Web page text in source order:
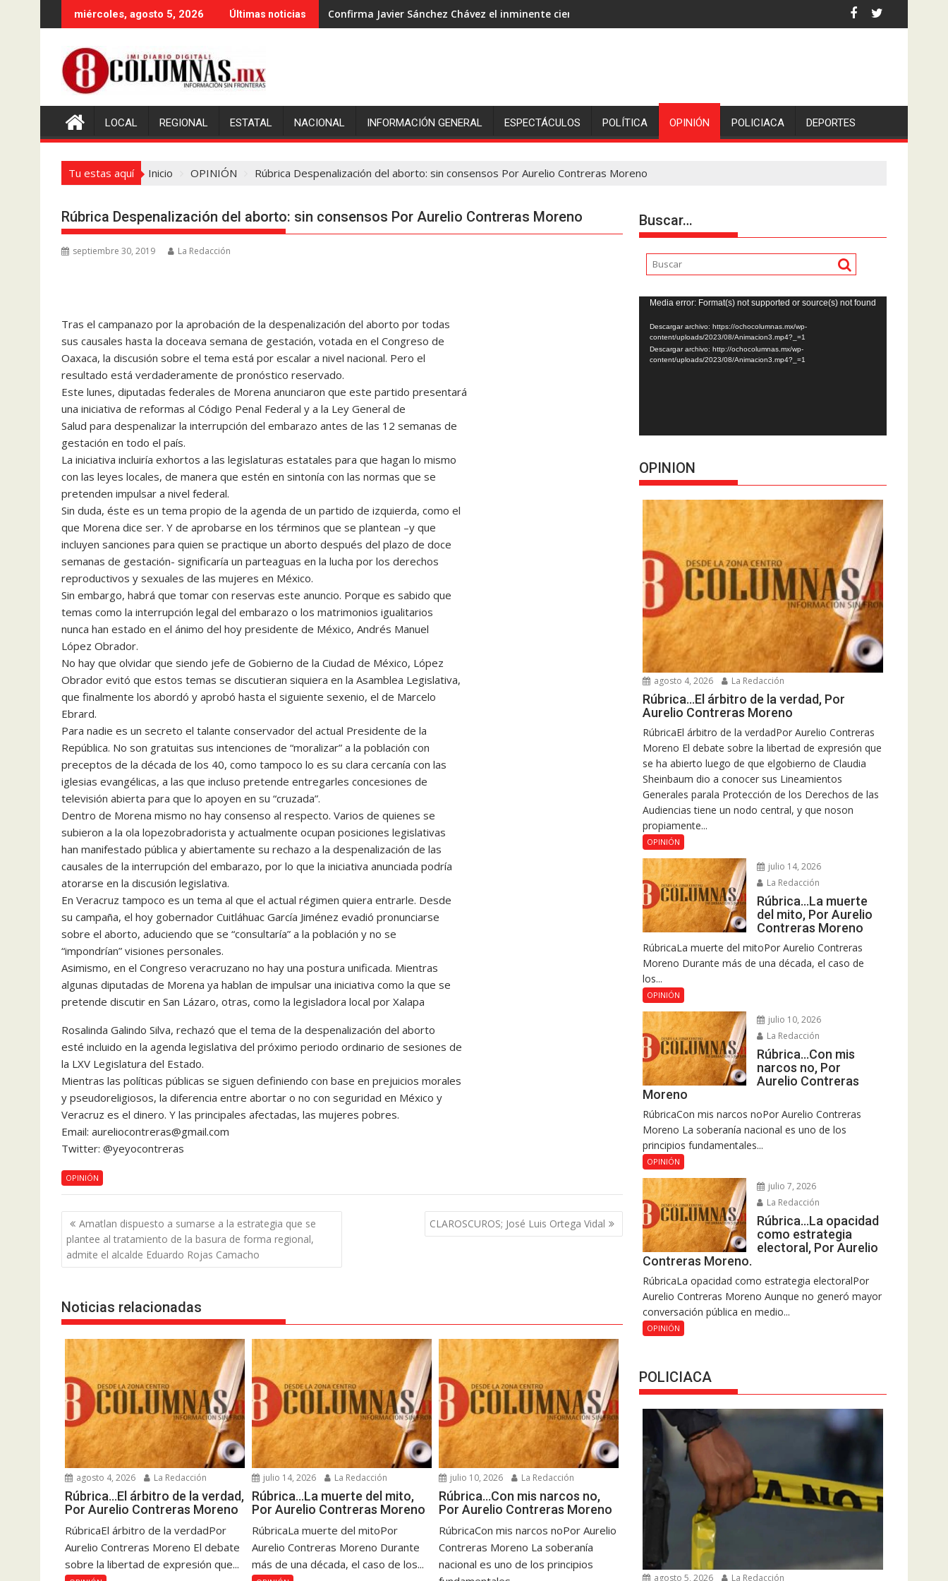
al
miércoles, agosto 5, 2026 Últimas noticias Confirma Javier Sánchez Chávez el inminente cierre de ingenió San Pedro en Lerdo de Tejada, Veracruz.
LOCAL REGIONAL ESTATAL NACIONAL INFORMACIÓN GENERAL ESPECTÁCULOS POLÍTICA OPINIÓN POLICIACA DEPORTES
Tu estas aquí Inicio OPINIÓN Rúbrica Despenalización del aborto: sin consensos Por Aurelio Contreras Moreno
Rúbrica Despenalización del aborto: sin consensos Por Aurelio Contreras Moreno
septiembre 30, 2019 La Redacción
Tras el campanazo por la aprobación de la despenalización del aborto por todas
sus causales hasta la doceava semana de gestación, votada en el Congreso de
Oaxaca, la discusión sobre el tema está por escalar a nivel nacional. Pero el
resultado está verdaderamente de pronóstico reservado.
Este lunes, diputadas federales de Morena anunciaron que este partido presentará
una iniciativa de reformas al Código Penal Federal y a la Ley General de
Salud para despenalizar la interrupción del embarazo antes de las 12 semanas de
gestación en todo el país.
La iniciativa incluiría exhortos a las legislaturas estatales para que hagan lo mismo
con las leyes locales, de manera que estén en sintonía con las normas que se
pretenden impulsar a nivel federal.
Sin duda, éste es un tema propio de la agenda de un partido de izquierda, como el
que Morena dice ser. Y de aprobarse en los términos que se plantean –y que
incluyen sanciones para quien se practique un aborto después del plazo de doce
semanas de gestación- significaría un parteaguas en la lucha por los derechos
reproductivos y sexuales de las mujeres en México.
Sin embargo, habrá que tomar con reservas este anuncio. Porque es sabido que
temas como la interrupción legal del embarazo o los matrimonios igualitarios
nunca han estado en el ánimo del hoy presidente de México, Andrés Manuel
López Obrador.
No hay que olvidar que siendo jefe de Gobierno de la Ciudad de México, López
Obrador evitó que estos temas se discutieran siquiera en la Asamblea Legislativa,
que finalmente los abordó y aprobó hasta el siguiente sexenio, el de Marcelo
Ebrard.
Para nadie es un secreto el talante conservador del actual Presidente de la
República. No son gratuitas sus intenciones de “moralizar” a la población con
preceptos de la década de los 40, como tampoco lo es su clara cercanía con las
iglesias evangélicas, a las que incluso pretende entregarles concesiones de
televisión abierta para que lo apoyen en su “cruzada”.
Dentro de Morena mismo no hay consenso al respecto. Varios de quienes se
subieron a la ola lopezobradorista y actualmente ocupan posiciones legislativas
han manifestado pública y abiertamente su rechazo a la despenalización de las
causales de la interrupción del embarazo, por lo que la iniciativa anunciada podría
atorarse en la discusión legislativa.
En Veracruz tampoco es un tema al que el actual régimen quiera entrarle. Desde
su campaña, el hoy gobernador Cuitláhuac García Jiménez evadió pronunciarse
sobre el aborto, aduciendo que se “consultaría” a la población y no se
“impondrían” visiones personales.
Asimismo, en el Congreso veracruzano no hay una postura unificada. Mientras
algunas diputadas de Morena ya hablan de impulsar una iniciativa como la que se
pretende discutir en San Lázaro, otras, como la legisladora local por Xalapa
Rosalinda Galindo Silva, rechazó que el tema de la despenalización del aborto
esté incluido en la agenda legislativa del próximo periodo ordinario de sesiones de
la LXV Legislatura del Estado.
Mientras las políticas públicas se siguen definiendo con base en prejuicios morales
y pseudoreligiosos, la diferencia entre abortar o no con seguridad en México y
Veracruz es el dinero. Y las principales afectadas, las mujeres pobres.
Email: aureliocontreras@gmail.com
Twitter: @yeyocontreras
OPINIÓN
Navegación
de
entradas
Amatlan dispuesto a sumarse a la estrategia que se
plantee al tratamiento de la basura de forma regional,
admite el alcalde Eduardo Rojas Camacho
CLAROSCUROS; José Luis Ortega Vidal
Noticias relacionadas
agosto 4, 2026 La Redacción
Rúbrica…El árbitro de la verdad,
Por Aurelio Contreras Moreno
RúbricaEl árbitro de la verdadPor
Aurelio Contreras Moreno El debate
sobre la libertad de expresión que...
julio 14, 2026 La Redacción
Rúbrica…La muerte del mito,
Por Aurelio Contreras Moreno
RúbricaLa muerte del mitoPor
Aurelio Contreras Moreno Durante
más de una década, el caso de los...
julio 10, 2026 La Redacción
Rúbrica…Con mis narcos no,
Por Aurelio Contreras Moreno
RúbricaCon mis narcos noPor Aurelio
Contreras Moreno La soberanía
nacional es uno de los principios
Buscar…
Reproductor
de
vídeo
Media error: Format(s) not supported or source(s) not found
Descargar archivo: https://ochocolumnas.mx/wp-
content/uploads/2023/08/Animacion3.mp4?_=1
Descargar archivo: http://ochocolumnas.mx/wp-
content/uploads/2023/08/Animacion3.mp4?_=1
OPINION
agosto 4, 2026 La Redacción
Rúbrica…El árbitro de la verdad, Por
Aurelio Contreras Moreno
RúbricaEl árbitro de la verdadPor Aurelio Contreras
Moreno El debate sobre la libertad de expresión que
se ha abierto luego de que elgobierno de Claudia
Sheinbaum dio a conocer sus Lineamientos
Generales parala Protección de los Derechos de las
Audiencias tiene un nodo central, y que noson
propiamente...
OPINIÓN
julio 14, 2026
La Redacción
Rúbrica…La muerte
del mito, Por Aurelio
Contreras Moreno
RúbricaLa muerte del mitoPor Aurelio Contreras
Moreno Durante más de una década, el caso de
los...
OPINIÓN
julio 10, 2026
La Redacción
Rúbrica…Con mis
narcos no, Por
Aurelio Contreras
Moreno
RúbricaCon mis narcos noPor Aurelio Contreras
Moreno La soberanía nacional es uno de los
principios fundamentales...
OPINIÓN
julio 7, 2026
La Redacción
Rúbrica…La opacidad
como estrategia
electoral, Por Aurelio
Contreras Moreno.
RúbricaLa opacidad como estrategia electoralPor
Aurelio Contreras Moreno Aunque no generó mayor
conversación pública en medio...
OPINIÓN
POLICIACA
agosto 5, 2026 La Redacción